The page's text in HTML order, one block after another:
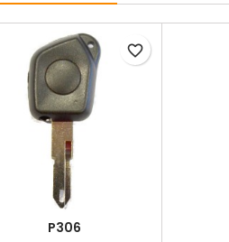
P306
favorite_border